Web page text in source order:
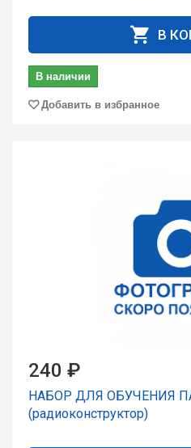
В
В наличии
Добавить в избранное
240 ₽
НАБОР ДЛЯ ОБУЧЕНИЯ
(радиоконструктор)